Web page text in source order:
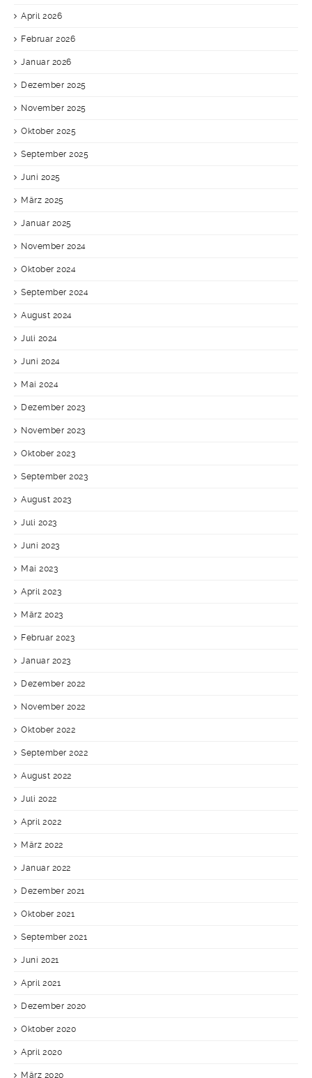
April 2026
Februar 2026
Januar 2026
Dezember 2025
November 2025
Oktober 2025
September 2025
Juni 2025
März 2025
Januar 2025
November 2024
Oktober 2024
September 2024
August 2024
Juli 2024
Juni 2024
Mai 2024
Dezember 2023
November 2023
Oktober 2023
September 2023
August 2023
Juli 2023
Juni 2023
Mai 2023
April 2023
März 2023
Februar 2023
Januar 2023
Dezember 2022
November 2022
Oktober 2022
September 2022
August 2022
Juli 2022
April 2022
März 2022
Januar 2022
Dezember 2021
Oktober 2021
September 2021
Juni 2021
April 2021
Dezember 2020
Oktober 2020
April 2020
März 2020